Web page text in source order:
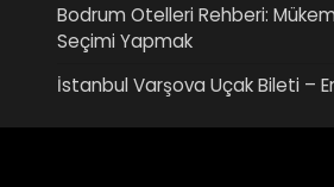
Bodrum Otelleri Rehberi:
Seçimi Yapmak
İstanbul Varşova Uçak Bileti –